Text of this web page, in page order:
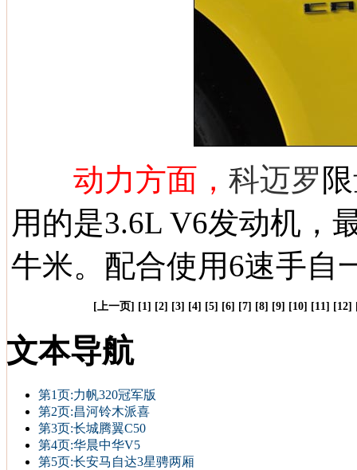
动力方面， 科迈罗
用的是3.6L V6发动机，
牛米。配合使用6速手自
[ 上一页] [1] [2] [3] [4] [5] [6] [7] [8] [9] [10] [11] [12]
文本导航
第1页:力帆320冠军版
第2页:昌河铃木派喜
第3页:长城腾翼C50
第4页:华晨中华V5
第5页:长安马自达3星骋两厢